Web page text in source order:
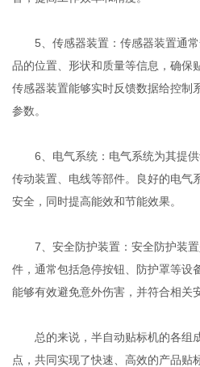
5、传感器装置：传感器装置通常
品的位置、形状和质量等信息，确保
传感器装置能够实时反馈数据给控制
参数。
6、电气系统：电气系统为其提供
传动装置、电线等部件。良好的电气
安全，同时提高能效和节能效果。
7、安全防护装置：安全防护装置
件，通常包括急停按钮、防护罩等设
能够有效避免意外伤害，并符合相关
总的来说，半自动贴标机的各组
点，共同实现了快速、高效的产品贴